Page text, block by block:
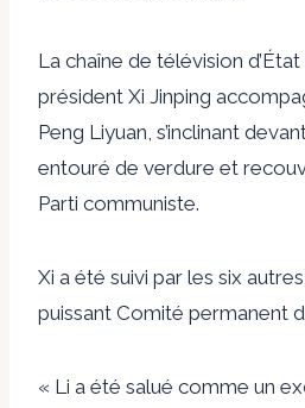
La chaîne de télévision
président Xi Jinping
Peng Liyuan, s’inclinant
entouré de verdure et
Parti communiste.
Xi a été suivi par les six
puissant Comité permanent
« Li a été salué comme un